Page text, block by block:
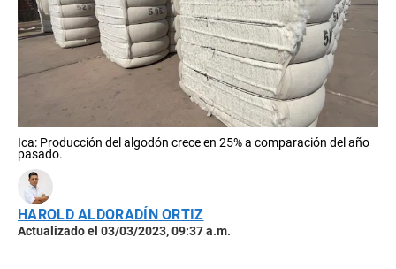
Ica: Producción del algodón crece en 25% a comparación del año
pasado.
HAROLD ALDORADÍN ORTIZ
Actualizado el 03/03/2023, 09:37 a.m.